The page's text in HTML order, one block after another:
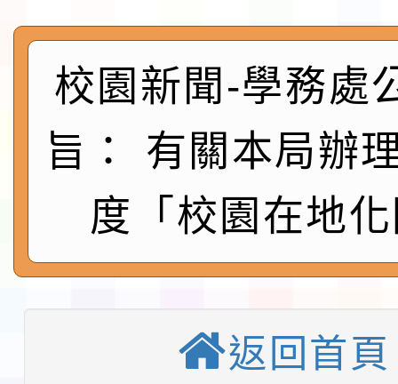
請一案
社團法人中華民國畫廊
026 ART TAIPEI臺北
本校115學年度第1學
第2次招考代課鐘點教
告(採1次公告分次招考)
115 年度兒童課後照
0 小時業訓練課程
轉知本市體育總會划船
「115年桃園市運動會
錦標賽」海洋艇及
域)，申請變更地點
「114-115年度
計畫」公費接種對象擴
115學年度迎新活動暨
會活動流程表
函轉桃園市童軍會辦
校園新聞-學務處
旨： 有關本局辦
度「校園在地
返回首頁